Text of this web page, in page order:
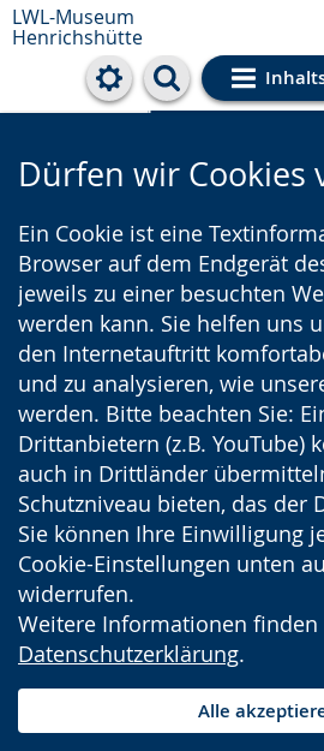
LWL-Museum
Henrichshütte
Cookie-
Dürfen wir Cookies
Ein Cookie ist eine
Browser auf dem Endgerät
jeweils zu einer besuchten
werden kann. Sie helfen uns
den Internetauftritt
und zu analysieren, wie
werden. Bitte beachten Sie:
Drittanbietern (z.B. YouTube)
auch in Drittländer
Schutzniveau bieten, das der
Sie können Ihre Einwilligung
Cookie-Einstellungen unten
widerrufen.
Weitere Informationen finden
Datenschutzerklärung.
Alle